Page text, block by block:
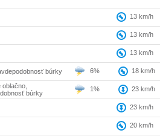
13 km/h
13 km/h
13 km/h
búrky 6% 18 km/h
búrky
1% 23 km/h
23 km/h
20 km/h